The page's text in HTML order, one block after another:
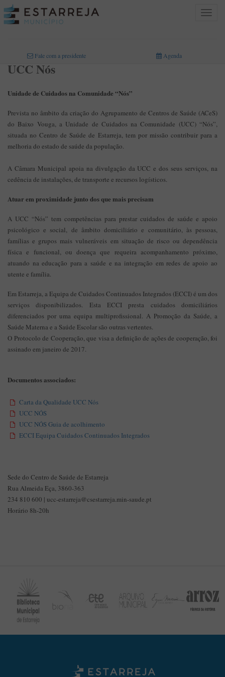
Toggle
Fale com a presidente Agenda
UCC Nós
Unidade de Cuidados na Comunidade “Nós”
Prevista no âmbito da criação do Agrupamento de Centros de Saúde (ACeS)
do Baixo Vouga, a Unidade de Cuidados na Comunidade (UCC) “Nós”,
situada no Centro de Saúde de Estarreja, tem por missão contribuir para a
melhoria do estado de saúde da população.
A Câmara Municipal apoia na divulgação da UCC e dos seus serviços, na
cedência de instalações, de transporte e recursos logísticos.
Atuar em proximidade junto dos que mais precisam
A UCC “Nós” tem competências para prestar cuidados de saúde e apoio
psicológico e social, de âmbito domiciliário e comunitário, às pessoas,
famílias e grupos mais vulneráveis em situação de risco ou dependência
física e funcional, ou doença que requeira acompanhamento próximo,
atuando na educação para a saúde e na integração em redes de apoio ao
utente e família.
Em Estarreja, a Equipa de Cuidados Continuados Integrados (ECCI) é um dos
serviços disponibilizados. Esta ECCI presta cuidados domiciliários
diferenciados por uma equipa multiprofissional. A Promoção da Saúde, a
Saúde Materna e a Saúde Escolar são outras vertentes.
O Protocolo de Cooperação, que visa a definição de ações de cooperação, foi
assinado em janeiro de 2017.
Documentos associados:
Carta da Qualidade UCC Nós
UCC NÓS
UCC NÓS Guia de acolhimento
ECCI Equipa Cuidados Continuados Integrados
Sede do Centro de Saúde de Estarreja
Rua Almeida Eça, 3860-363
234 810 600 | ucc-estarreja@csestarreja.min-saude.pt
Horário 8h-20h